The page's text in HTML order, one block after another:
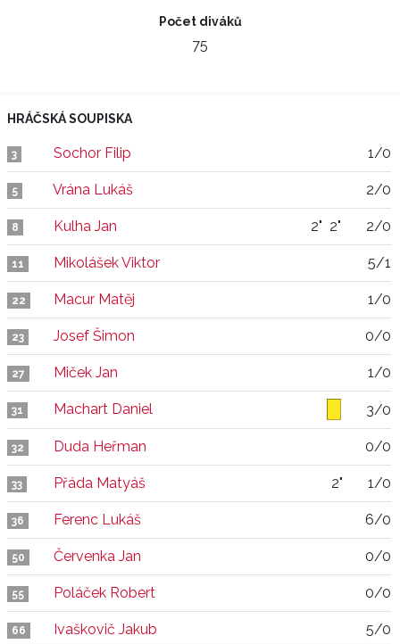
Počet diváků
75
HRÁČSKÁ SOUPISKA
3 Sochor Filip 1/0
5 Vrána Lukáš 2/0
8 Kulha Jan 2" 2" 2/0
11 Mikolášek Viktor 5/1
22 Macur Matěj 1/0
23 Josef Šimon 0/0
27 Miček Jan 1/0
31 Machart Daniel 3/0
32 Duda Heřman 0/0
33 Přáda Matyáš 2" 1/0
36 Ferenc Lukáš 6/0
50 Červenka Jan 0/0
55 Poláček Robert 0/0
66 Ivaškovič Jakub 5/0